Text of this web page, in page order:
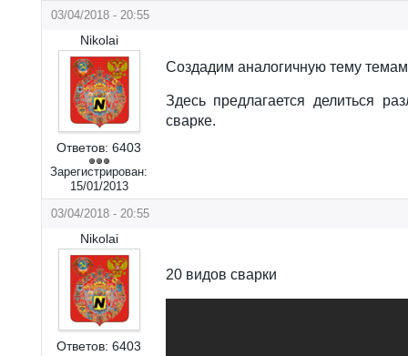
03/04/2018 - 20:55
Nikolai
Ответов: 6403
Зарегистрирован:
15/01/2013
Создадим аналогичную тему темам
Здесь предлагается делиться
сварке.
03/04/2018 - 20:55
Nikolai
Ответов: 6403
20 видов сварки